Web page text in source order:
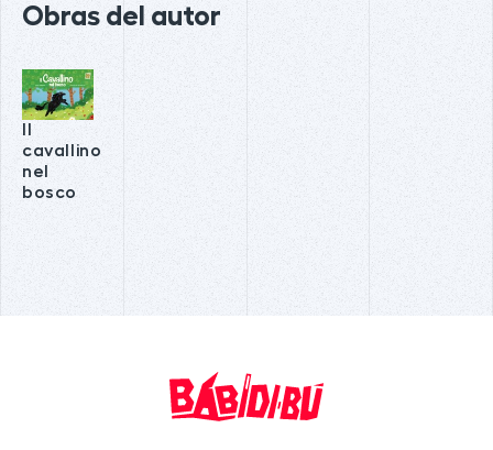
Obras del autor
cavallino
nel
bosco